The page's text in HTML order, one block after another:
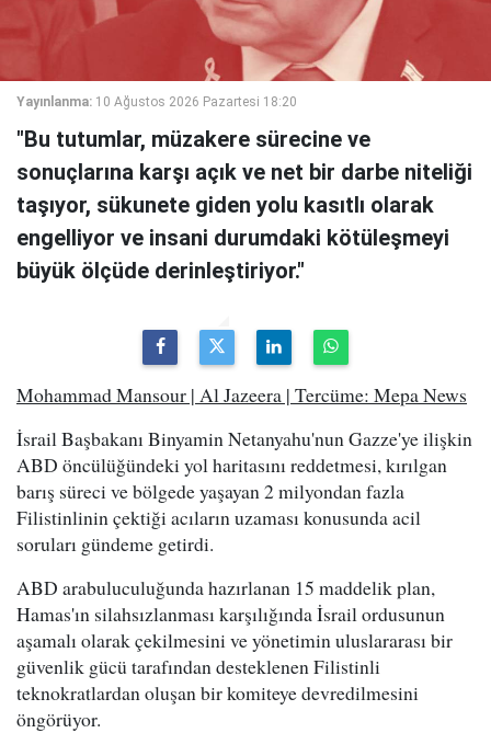
Yayınlanma: 10 Ağustos 2026 Pazartesi 18:20
"Bu tutumlar, müzakere sürecine ve
sonuçlarına karşı açık ve net bir darbe niteliği
taşıyor, sükunete giden yolu kasıtlı olarak
engelliyor ve insani durumdaki kötüleşmeyi
büyük ölçüde derinleştiriyor."
Mohammad Mansour | Al Jazeera | Tercüme: Mepa News
İsrail Başbakanı Binyamin Netanyahu'nun Gazze'ye ilişkin
ABD öncülüğündeki yol haritasını reddetmesi, kırılgan
barış süreci ve bölgede yaşayan 2 milyondan fazla
Filistinlinin çektiği acıların uzaması konusunda acil
soruları gündeme getirdi.
ABD arabuluculuğunda hazırlanan 15 maddelik plan,
Hamas'ın silahsızlanması karşılığında İsrail ordusunun
aşamalı olarak çekilmesini ve yönetimin uluslararası bir
güvenlik gücü tarafından desteklenen Filistinli
teknokratlardan oluşan bir komiteye devredilmesini
öngörüyor.